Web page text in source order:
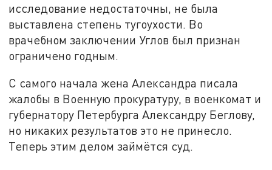
исследование недостаточны, не была
выставлена степень тугоухости. Во
врачебном заключении Углов был признан
ограничено годным.
С самого начала жена Александра писала
жалобы в Военную прокуратуру, в военкомат и
губернатору Петербурга Александру Беглову,
но никаких результатов это не принесло.
Теперь этим делом займётся суд.